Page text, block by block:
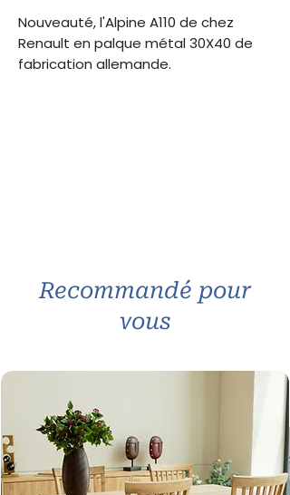
Nouveauté, l'Alpine A110 de chez
Renault en palque métal 30X40 de
fabrication allemande.
Recommandé pour
vous